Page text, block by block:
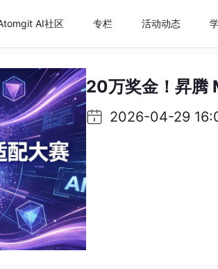
AI社区 专栏 活动动态
20万奖金！昇腾
2026-04-29